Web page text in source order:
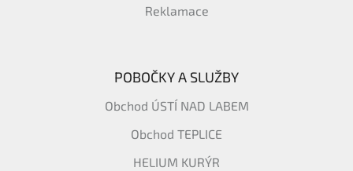
Reklamace
POBOČKY A SLUŽBY
Obchod ÚSTÍ NAD LABEM
Obchod TEPLICE
HELIUM KURÝR